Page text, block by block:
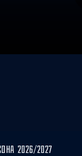
2026/2027